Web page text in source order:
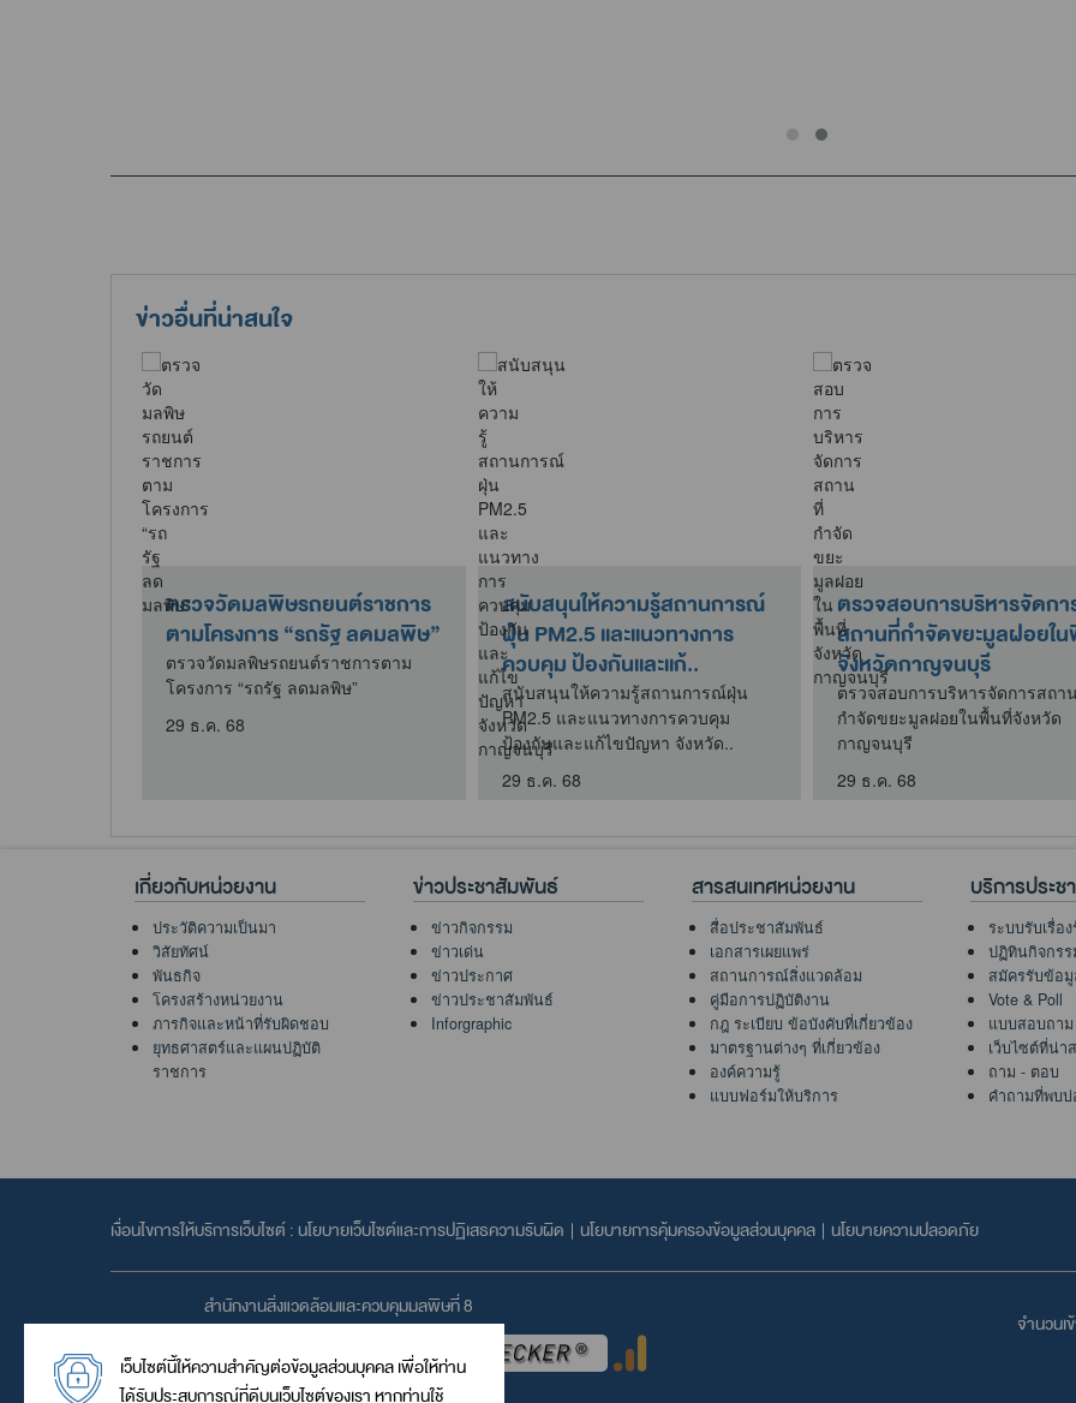
ข่าวอื่นที่น่าสนใจ
ตรวจวัดมลพิษรถยนต์ราชการ
ตามโครงการ “รถรัฐ ลดมลพิษ”
ตรวจวัดมลพิษรถยนต์ราชการตาม
โครงการ “รถรัฐ ลดมลพิษ”
29 ธ.ค. 68
สนับสนุนให้ความรู้สถานการณ์
ฝุ่น PM2.5 และแนวทางการ
ควบคุม ป้องกันและแก้..
สนับสนุนให้ความรู้สถานการณ์ฝุ่น
PM2.5 และแนวทางการควบคุม
ป้องกันและแก้ไขปัญหา จังหวัด..
29 ธ.ค. 68
ตรวจสอบการบริหารจัดกา
สถานที่กำจัดขยะมูลฝอยใ
จังหวัดกาญจนบุรี
ตรวจสอบการบริหารจัดการสถา
กำจัดขยะมูลฝอยในพื้นที่จังหวัด
กาญจนบุรี
29 ธ.ค. 68
เกี่ยวกับหน่วยงาน
ประวัติความเป็นมา
วิสัยทัศน์
พันธกิจ
โครงสร้างหน่วยงาน
ภารกิจและหน้าที่รับผิดชอบ
ยุทธศาสตร์และแผนปฏิบัติ
ราชการ
ข่าวประชาสัมพันธ์
ข่าวกิจกรรม
ข่าวเด่น
ข่าวประกาศ
ข่าวประชาสัมพันธ์
Inforgraphic
สารสนเทศหน่วยงาน
สื่อประชาสัมพันธ์
เอกสารเผยแพร่
สถานการณ์สิ่งแวดล้อม
คู่มือการปฏิบัติงาน
กฎ ระเบียบ ข้อบังคับที่เกี่ยวข้อง
มาตรฐานต่างๆ ที่เกี่ยวข้อง
องค์ความรู้
แบบฟอร์มให้บริการ
บริการประช
ระบบรับเรื่อ
ปฏิทินกิจกรร
สมัครรับข้อ
Vote & Poll
แบบสอบถาม
เว็บไซต์ที่น่า
ถาม - ตอบ
คำถามที่พบบ่
เงื่อนไขการให้บริการเว็บไซต์ : นโยบายเว็บไซต์และการปฏิเสธความรับผิด | นโยบายการคุ้มครองข้อมูลส่วนบุคคล | นโยบายความปลอดภัย
สำนักงานสิ่งแวดล้อมและควบคุมมลพิษที่ 8
จำนวนเ
เว็บไซต์นี้ให้ความสำคัญต่อข้อมูลส่วนบุคคล เพื่อให้ท่าน
ได้รับประสบการณ์ที่ดีบนเว็บไซต์ของเรา หากท่านใช้